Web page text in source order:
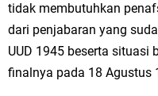
tidak membutuhkan
dari penjabaran yang
UUD 1945 beserta situasi
finalnya pada 18 Agustus